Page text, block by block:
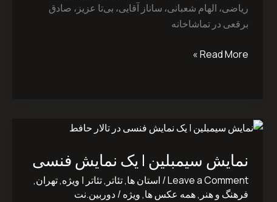
‌ریاضی، الهام ‌شعبانی، ساناز ‌آقایی، بی‌تا ‌عزیز، صادق
‌برقعی در تماشاخانه
Read More »
نمایش سیمبلین | یک نمایش فنسی
Leave a Comment
/ استان ها,تئاتر ,تئاتر | ویژه,تهران,
فرهنگ و هنر ,همه عکس ها,ویژه/دوربین.نت
نمایش
|
یک
نمایش